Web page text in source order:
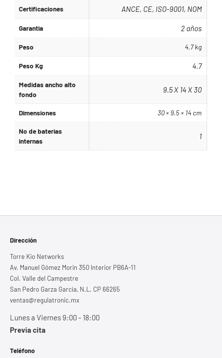
Certificaciones ANCE, CE, ISO-9001, NOM
Garantia 2 años
Peso 4.7 kg
Peso Kg 4.7
Medidas ancho alto
fondo
9.5 X 14 X 30
Dimensiones 30 × 9.5 × 14 cm
No de baterias
internas
1
Dirección
Torre Kio Networks
Av. Manuel Gómez Morin 350 Interior PB6A-11
Col. Valle del Campestre
San Pedro Garza García, N.L. CP 66265
ventas@regulatronic.mx
Lunes a Viernes 9:00 - 18:00
Previa cita
Teléfono